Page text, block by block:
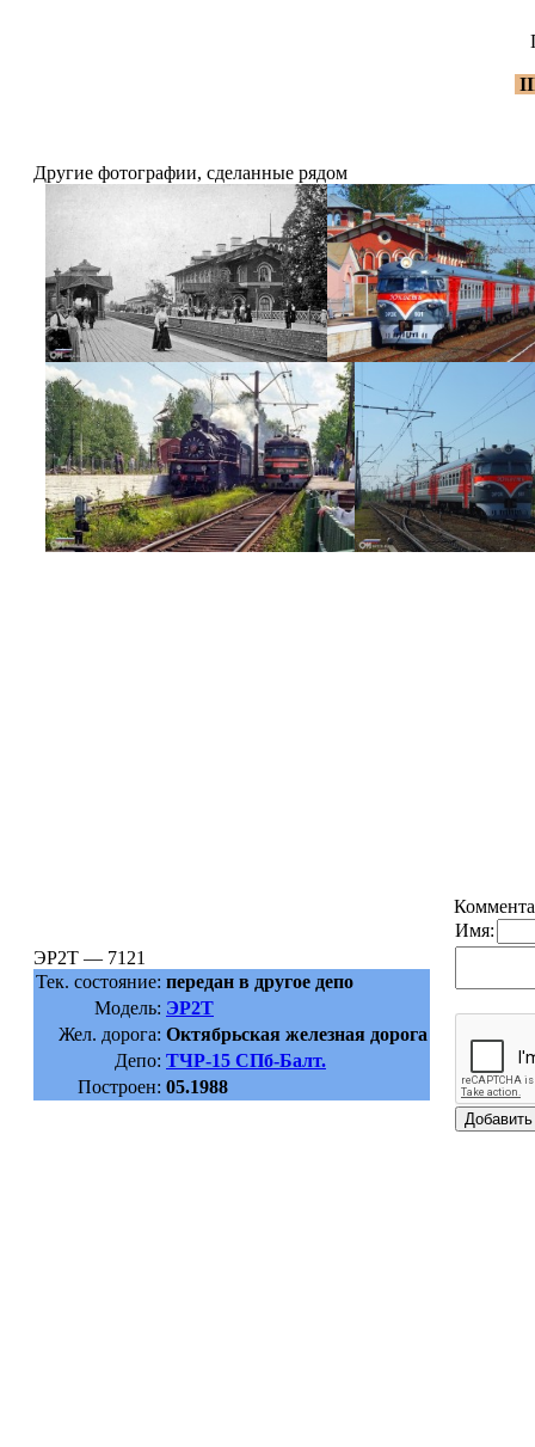
Другие фотографии, сделанные рядом
ЭР2Т — 7121
Тек. состояние: передан в другое депо
Модель: ЭР2Т
Жел. дорога: Октябрьская железная дорога
Депо: ТЧР-15 СПб-Балт.
Построен: 05.1988
Имя: